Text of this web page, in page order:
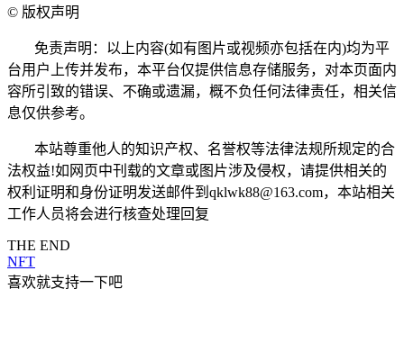
© 版权声明
免责声明：以上内容(如有图片或视频亦包括在内)均为平
台用户上传并发布，本平台仅提供信息存储服务，对本页面内
容所引致的错误、不确或遗漏，概不负任何法律责任，相关信
息仅供参考。
本站尊重他人的知识产权、名誉权等法律法规所规定的合
法权益!如网页中刊载的文章或图片涉及侵权，请提供相关的
权利证明和身份证明发送邮件到qklwk88@163.com，本站相关
工作人员将会进行核查处理回复
THE END
NFT
喜欢就支持一下吧